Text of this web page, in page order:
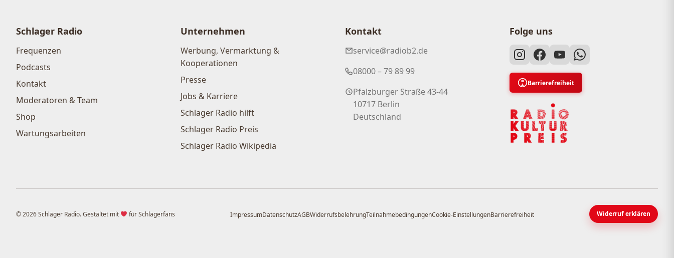
Schlager Radio
Frequenzen
Podcasts
Kontakt
Moderatoren & Team
Shop
Wartungsarbeiten
Unternehmen
Werbung, Vermarktung &
Kooperationen
Presse
Jobs & Karriere
Schlager Radio hilft
Schlager Radio Preis
Schlager Radio Wikipedia
Kontakt
service@radiob2.de
08000 – 79 89 99
Pfalzburger Straße 43-44
10717 Berlin
Deutschland
Folge uns
Barrierefreiheit
© 2026 Schlager Radio. Gestaltet mit für Schlagerfans ImpressumDatenschutzAGBWiderrufsbelehrungTeilnahmebedingungenCookie-EinstellungenBarrierefreiheit Widerruf erklären